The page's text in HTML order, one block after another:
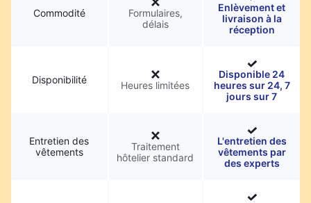
Commodité
Formulaires,
délais
Enlèvement et
livraison à la
réception
Disponibilité Heures limitées
Disponible 24
heures sur 24, 7
jours sur 7
Entretien des
vêtements
Traitement
hôtelier standard
L'entretien des
vêtements par
des experts